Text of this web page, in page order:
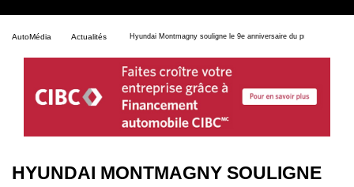
AutoMédia Actualités Hyundai Montmagny souligne le 9e anniversaire du président et
HYUNDAI MONTMAGNY SOULIGNE